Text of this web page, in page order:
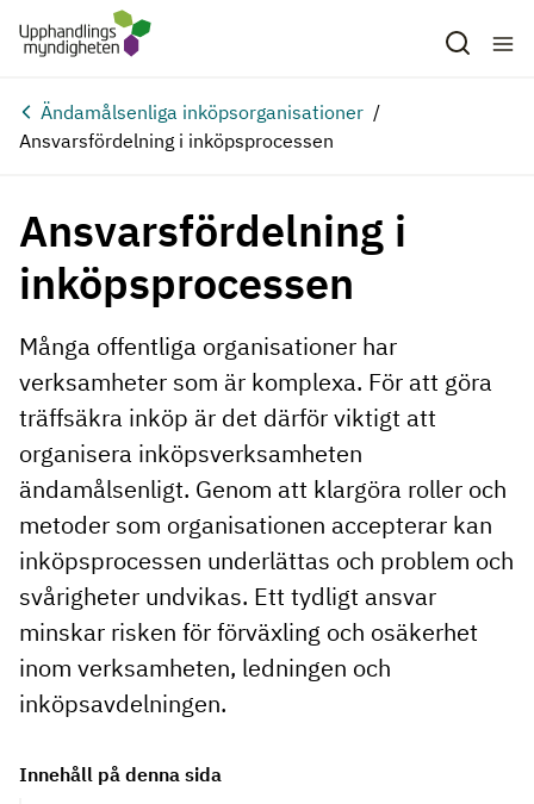
Hoppa till huvudinnehåll
Ändamålsenliga inköpsorganisationer
Ansvarsfördelning i inköpsprocessen
Ansvarsfördelning i
inköpsprocessen
Många offentliga organisationer har
verksamheter som är komplexa. För att göra
träffsäkra inköp är det därför viktigt att
organisera inköpsverksamheten
ändamålsenligt. Genom att klargöra roller och
metoder som organisationen accepterar kan
inköpsprocessen underlättas och problem och
svårigheter undvikas. Ett tydligt ansvar
minskar risken för förväxling och osäkerhet
inom verksamheten, ledningen och
inköpsavdelningen.
Innehåll på denna sida